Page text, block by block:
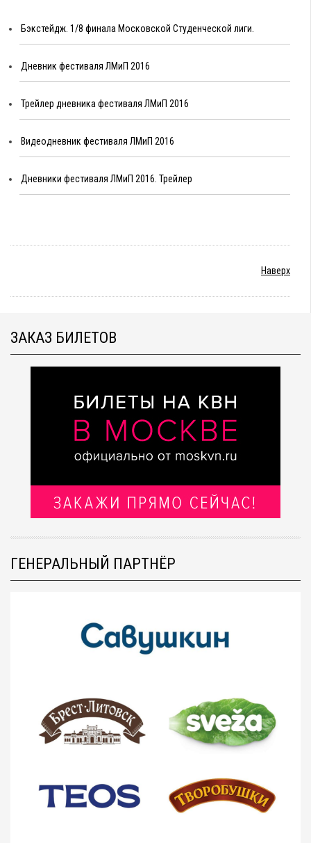
Бэкстейдж. 1/8 финала Московской Студенческой лиги.
Дневник фестиваля ЛМиП 2016
Трейлер дневника фестиваля ЛМиП 2016
Видеодневник фестиваля ЛМиП 2016
Дневники фестиваля ЛМиП 2016. Трейлер
Наверх
ЗАКАЗ БИЛЕТОВ
ГЕНЕРАЛЬНЫЙ ПАРТНЁР